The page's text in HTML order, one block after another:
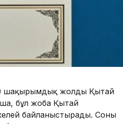
шақырымдық жолды Қытай
бұл жоба Қытай
байланыстырады. Соның